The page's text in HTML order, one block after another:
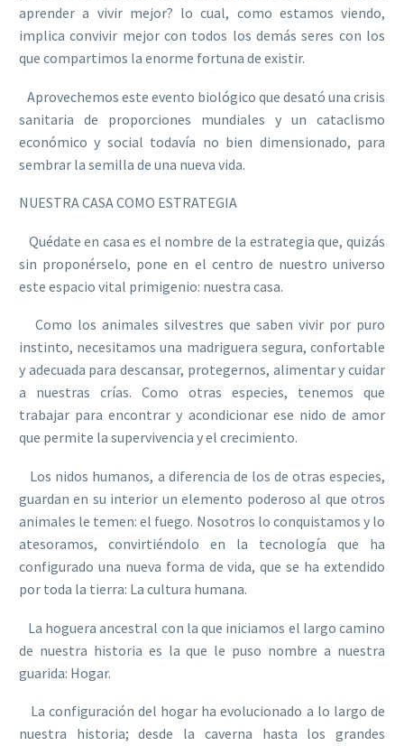
aprender a vivir mejor? lo cual, como estamos viendo,
implica convivir mejor con todos los demás seres con los
que compartimos la enorme fortuna de existir.
Aprovechemos este evento biológico que desató una crisis
sanitaria de proporciones mundiales y un cataclismo
económico y social todavía no bien dimensionado, para
sembrar la semilla de una nueva vida.
NUESTRA CASA COMO ESTRATEGIA
Quédate en casa es el nombre de la estrategia que, quizás
sin proponérselo, pone en el centro de nuestro universo
este espacio vital primigenio: nuestra casa.
Como los animales silvestres que saben vivir por puro
instinto, necesitamos una madriguera segura, confortable
y adecuada para descansar, protegernos, alimentar y cuidar
a nuestras crías. Como otras especies, tenemos que
trabajar para encontrar y acondicionar ese nido de amor
que permite la supervivencia y el crecimiento.
Los nidos humanos, a diferencia de los de otras especies,
guardan en su interior un elemento poderoso al que otros
animales le temen: el fuego. Nosotros lo conquistamos y lo
atesoramos, convirtiéndolo en la tecnología que ha
configurado una nueva forma de vida, que se ha extendido
por toda la tierra: La cultura humana.
La hoguera ancestral con la que iniciamos el largo camino
de nuestra historia es la que le puso nombre a nuestra
guarida: Hogar.
La configuración del hogar ha evolucionado a lo largo de
nuestra historia; desde la caverna hasta los grandes